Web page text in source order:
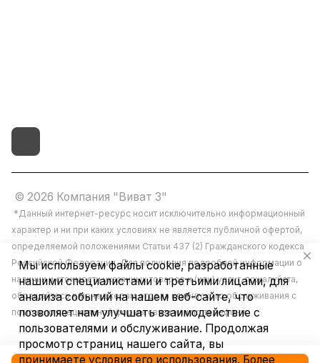
© 2026 Компания "Виват 3"
*Данный интернет-ресурс носит исключительно информационный
характер и ни при каких условиях не является публичной офертой,
определяемой положениями Статьи 437 (2) Гражданского кодекса
Российской Федерации. Для получения подробной информации о
наличии и стоимости указанных товаров и (или) услуг, пожалуйста,
обращайтесь к менеджерам отдела клиентского обслуживания с
помощью специальной формы связи или по телефону.
Мы используем файлы cookie, разработанные
нашими специалистами и третьими лицами, для
анализа событий на нашем веб-сайте, что
позволяет нам улучшать взаимодействие с
пользователями и обслуживание. Продолжая
просмотр страниц нашего сайта, вы
принимаете условия его использования. Более